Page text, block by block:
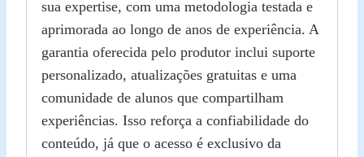
sua expertise, com uma metodologia testada e
aprimorada ao longo de anos de experiência. A
garantia oferecida pelo produtor inclui suporte
personalizado, atualizações gratuitas e uma
comunidade de alunos que compartilham
experiências. Isso reforça a confiabilidade do
conteúdo, já que o acesso é exclusivo da